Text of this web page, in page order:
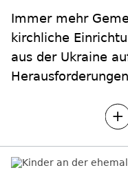
Immer mehr
kirchliche
aus der Ukraine